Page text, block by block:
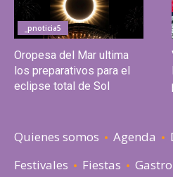
_pnoticia5
Oropesa del Mar ultima
los preparativos para el
eclipse total de Sol
Quienes somos Agenda
Festivales
Fiestas